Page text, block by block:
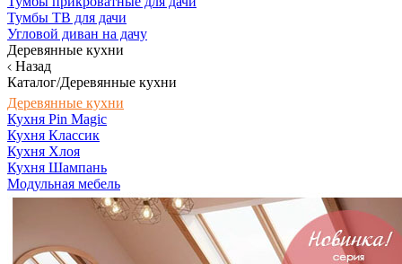
Тумбы ТВ для дачи
Угловой диван на дачу
Деревянные кухни
Назад
Каталог/Деревянные кухни
Деревянные кухни
Кухня Pin Magic
Кухня Классик
Кухня Хлоя
Кухня Шампань
Модульная мебель